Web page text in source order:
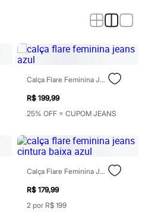
Calça Flare Feminina Jeans Azul
R$ 199,99
25% OFF = CUPOM JEANS
Calça Flare Feminina Jeans Cintura Baixa Azul
R$ 179,99
2 por R$ 199